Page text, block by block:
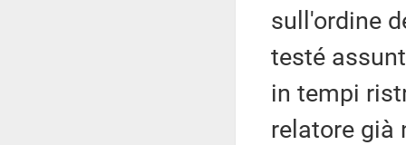
sull'ordine
testé
in tempi
relatore già